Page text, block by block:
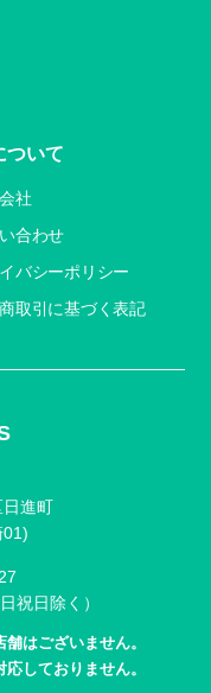
進町
祝日除く）
はございません。
しておりません。
ついて
社
合わせ
バシーポリシー
取引に基づく表記